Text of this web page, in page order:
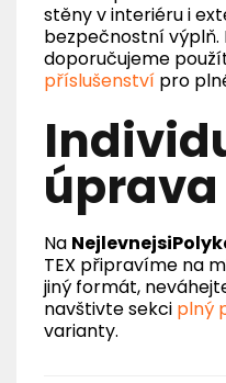
stěny v interiéru i
bezpečnostní výplň.
doporučujeme
příslušenství pro
úprava
Na
TEX připravíme na
jiný formát,
navštivte sekci plný
varianty.